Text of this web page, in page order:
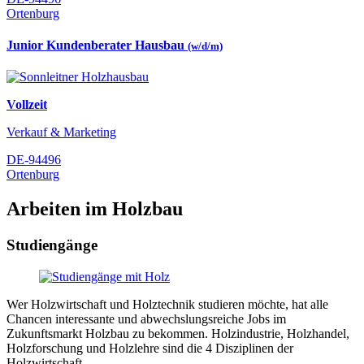
Ortenburg
Junior Kundenberater Hausbau (w/d/m)
Vollzeit
Verkauf & Marketing
DE-94496
Ortenburg
Arbeiten im Holzbau
Studiengänge
Wer Holzwirtschaft und Holztechnik studieren möchte, hat alle
Chancen interessante und abwechslungsreiche Jobs im
Zukunftsmarkt Holzbau zu bekommen. Holzindustrie, Holzhandel,
Holzforschung und Holzlehre sind die 4 Disziplinen der